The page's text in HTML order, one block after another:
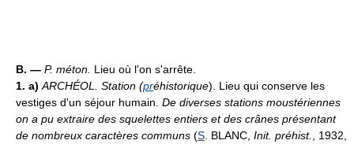
B. — P. méton. Lieu où l'on s'arrête.
1. a) ARCHÉOL. Station (préhistorique). Lieu qui conserve les
vestiges d'un séjour humain. De diverses stations moustériennes
on a pu extraire des squelettes entiers et des crânes présentant
de nombreux caractères communs (S . BLANC, Init. préhist.
, 1932,